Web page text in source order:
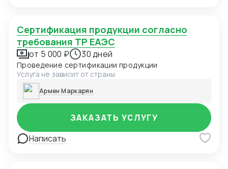
Сертификация продукции согласно
требования ТР ЕАЭС
от 5 000 ₽ 30 дней
Проведение сертификации продукции
Услуга не зависит от страны
Армен Маркарян
Написать
ЗАКАЗАТЬ УСЛУГУ